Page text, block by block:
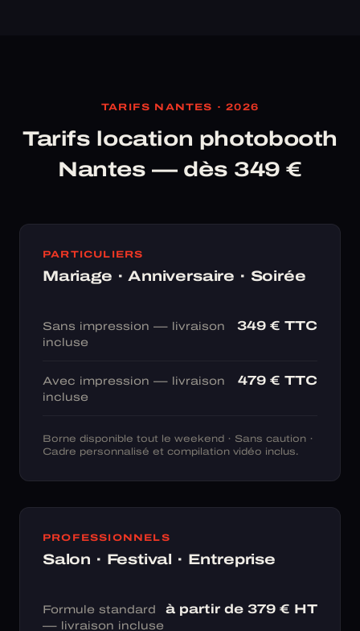
TARIFS NANTES · 2026
Tarifs location photobooth
Nantes — dès 349 €
PARTICULIERS
Mariage · Anniversaire · Soirée
Sans impression — livraison
incluse
349 € TTC
Avec impression — livraison
incluse
479 € TTC
Borne disponible tout le weekend · Sans caution ·
Cadre personnalisé et compilation vidéo inclus.
PROFESSIONNELS
Salon · Festival · Entreprise
Formule standard
— livraison incluse
à partir de 379 € HT